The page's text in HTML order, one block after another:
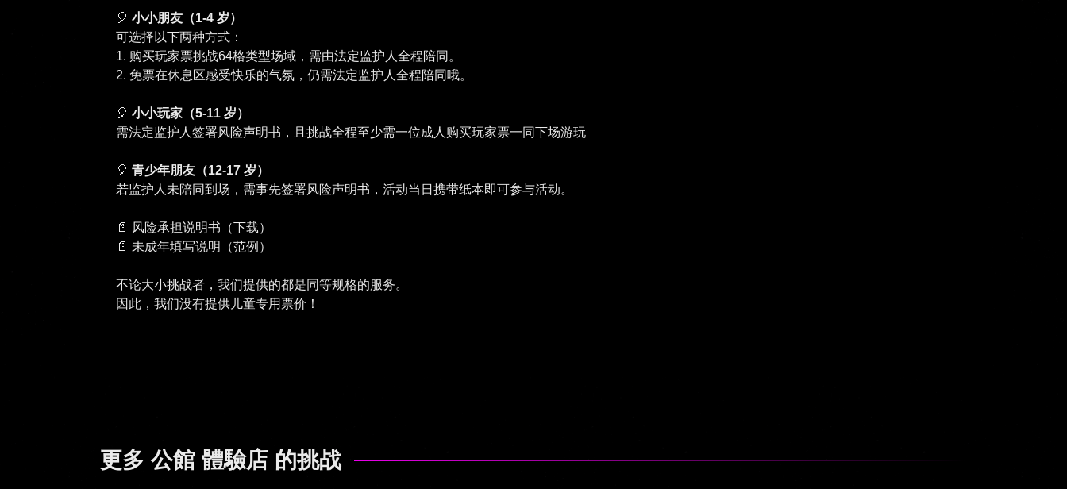
🎈 小小朋友（1-4 岁）
可选择以下两种方式：
1. 购买玩家票挑战64格类型场域，需由法定监护人全程陪同。
2. 免票在休息区感受快乐的气氛，仍需法定监护人全程陪同哦。
🎈 小小玩家（5-11 岁）
需法定监护人签署风险声明书，且挑战全程至少需一位成人购买玩家票一同下场游玩
🎈 青少年朋友（12-17 岁）
若监护人未陪同到场，需事先签署风险声明书，活动当日携带纸本即可参与活动。
📄
风险承担说明书（下载）
📄 未成年填写说明（范例）
不论大小挑战者，我们提供的都是同等规格的服务。
更多 公館 體驗店 的挑战